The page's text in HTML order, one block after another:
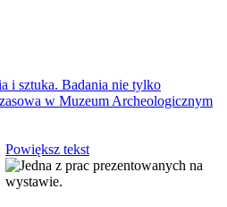
i sztuka. Badania nie tylko
w Muzeum Archeologicznym
Powiększ tekst